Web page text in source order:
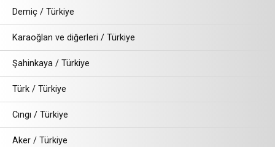
Demiç / Türkiye
Karaoğlan ve diğerleri / Türkiye
Şahinkaya / Türkiye
Türk / Türkiye
Cıngı / Türkiye
Aker / Türkiye